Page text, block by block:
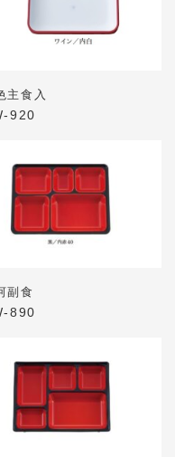
主食入
920
副食
890